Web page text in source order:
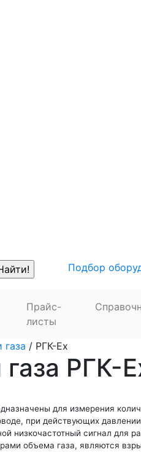
Подбор
Прайс-
листы
/ РГК-Ех
РГК-
для измерения
при действующих
низкочастотный сигнал для
объема газа, являются